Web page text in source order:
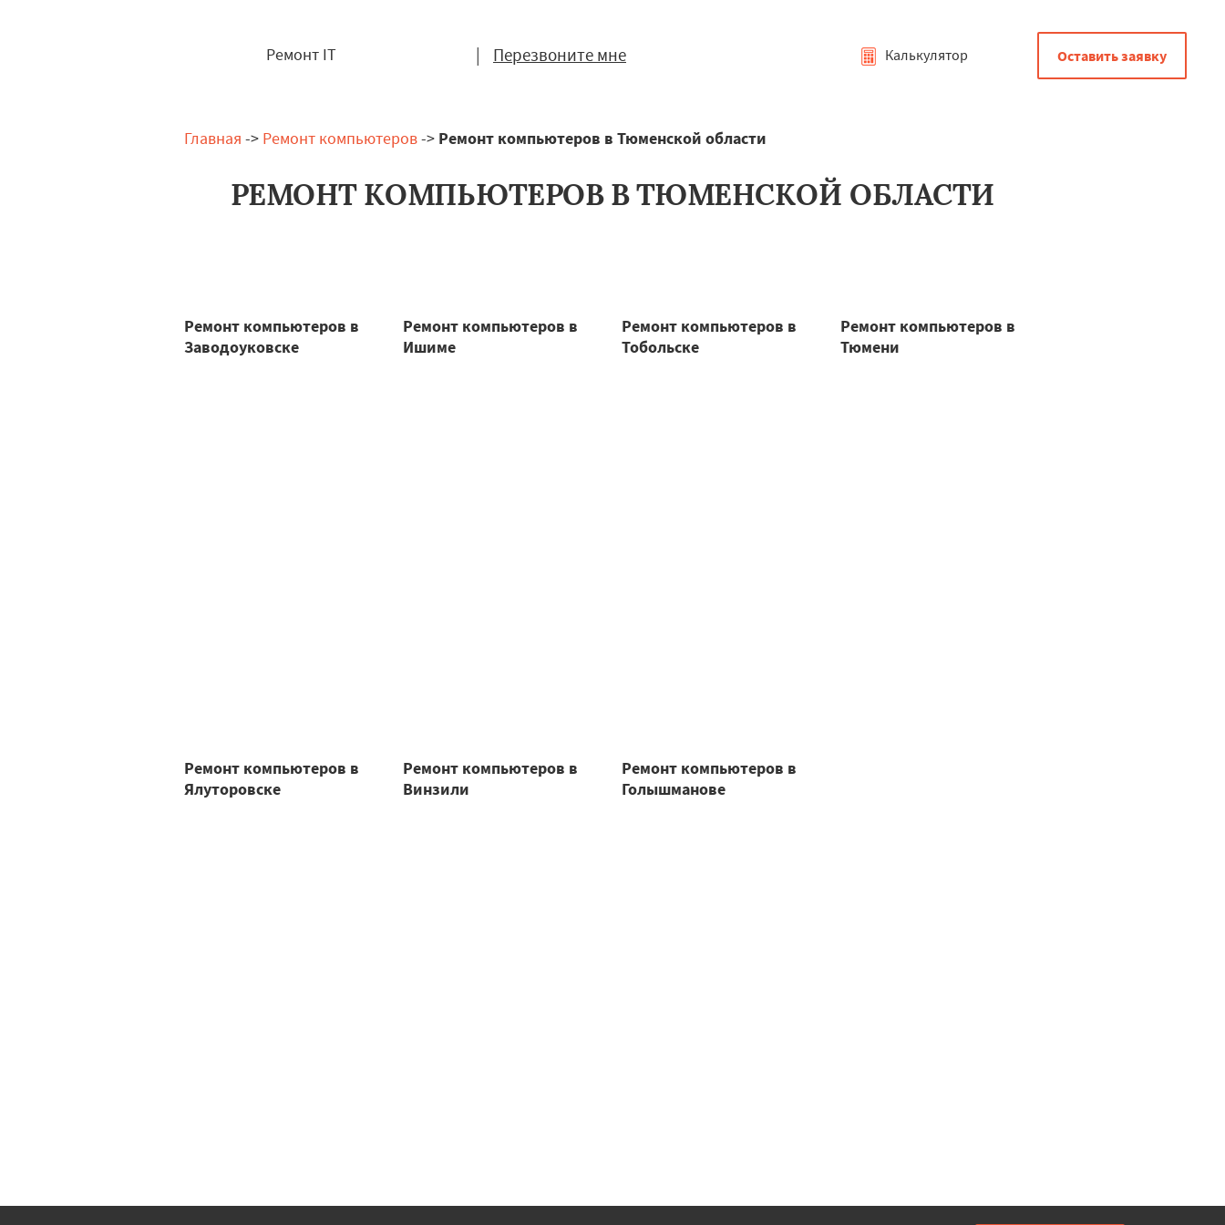
Ремонт IT | Перезвоните мне Калькулятор Оставить заявку
Главная -> Ремонт компьютеров-> Ремонт компьютеров в Тюменской области
РЕМОНТ КОМПЬЮТЕРОВ В ТЮМЕНСКОЙ ОБЛАСТИ
Ремонт компьютеров в
Заводоуковске
Ремонт компьютеров в
Ишиме
Ремонт компьютеров в
Тобольске
Ремонт компьютеров в
Тюмени
Ремонт компьютеров в
Ялуторовске
Ремонт компьютеров в
Винзили
Ремонт компьютеров в
Голышманове